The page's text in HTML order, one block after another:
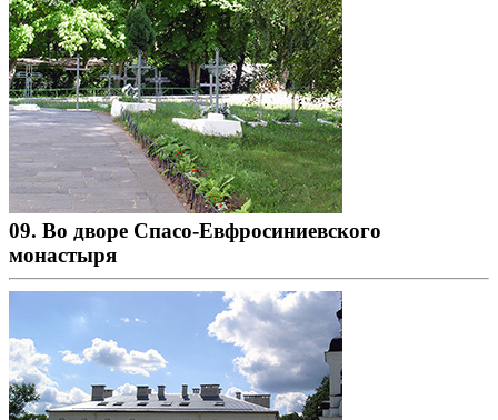
09. Во дворе Спасо-Евфросиниевского
монастыря